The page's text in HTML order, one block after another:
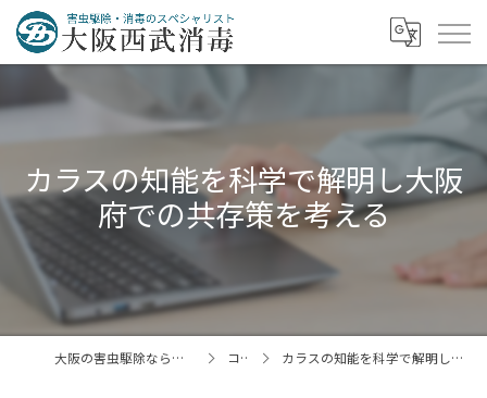
カラスの知能を科学で解明し大阪
府での共存策を考える
大阪の害虫駆除なら大阪西武消毒株式会社 コラム カラスの知能を科学で解明し大阪府での共存策を考える